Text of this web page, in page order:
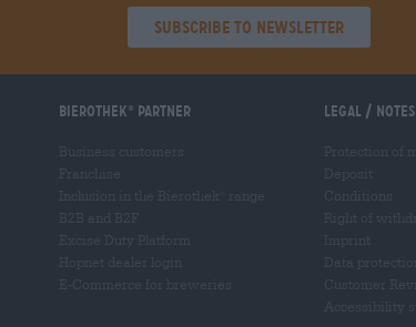
Subscribe to Newsletter
Bierothek partner Legal / Notes